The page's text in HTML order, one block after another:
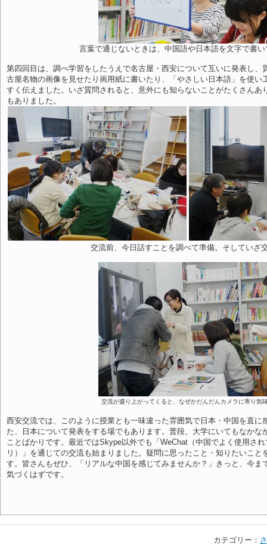
言葉で通じないときは、中国語や日本語を文字で書
第四回目は、調べ学習をしたうえで名古屋・西安について互いに発表し、
古屋名物の画像を見せたり画用紙に書いたり、「やさしい日本語」を使い
すく伝えました。いざ質問されると、意外にも知らないことがたくさんあ
もありました。
交流前、今日話すことを調べて準備。そしていざ
交流が盛り上がってくると、なぜかだんだんカメラに寄り気
西安交流では、このように授業とも一味違った雰囲気で日本・中国を直に
た、日本について発表をする場でもあります。普段、大学にいてもなかな
ことばかりです。最近ではSkype以外でも「WeChat（中国でよく使用さ
リ）」を通じての交流も始まりました。疑問に思ったこと・知りたいこと
す。皆さんもぜひ、「リアルな中国を感じてみませんか？」きっと、今ま
気づくはずです。
カテゴリー：